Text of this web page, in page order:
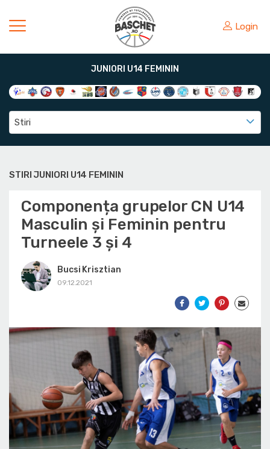
Login
JUNIORI U14 FEMININ
Stiri
STIRI JUNIORI U14 FEMININ
Componența grupelor CN U14
Masculin și Feminin pentru
Turneele 3 și 4
Bucsi Krisztian
09.12.2021